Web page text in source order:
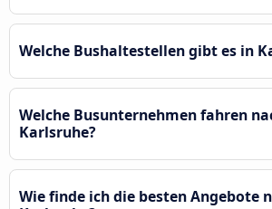
Welche Bushaltestellen gibt es in
Welche Busunternehmen fahren
Karlsruhe?
Wie finde ich die besten Angebote